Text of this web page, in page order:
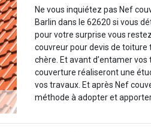
Ne vous inquiétez pas Nef
Barlin dans le 62620 si vous
pour votre surprise vous
couvreur pour devis de toiture
chère. Et avant d’entamer
couverture réaliseront une
vos travaux. Et après Nef
méthode à adopter et